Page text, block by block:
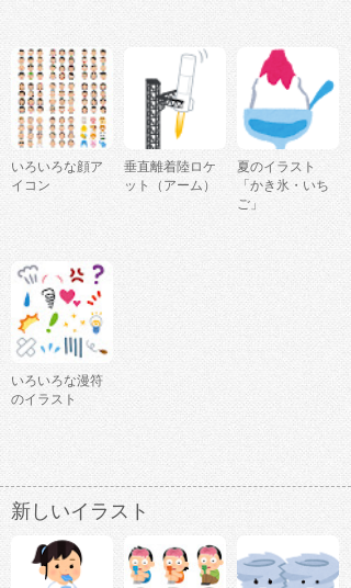
いろいろな顔ア
イコン
垂直離着陸ロケ
ット（アーム）
夏のイラスト
「かき氷・いち
ご」
いろいろな漫符
のイラスト
新しいイラスト